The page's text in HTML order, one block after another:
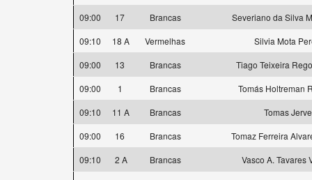
09:00
17 Brancas
Severiano da Silva
09:10
18 A Vermelhas
Silvia Mota
09:00
13 Brancas
Tiago Teixeira
09:00
1 Brancas
Tomás Holtreman
09:10
11 A Brancas
Tomas
09:00
16 Brancas
Tomaz Ferreira
09:10
2 A Brancas
Vasco A. Tavares